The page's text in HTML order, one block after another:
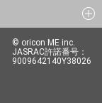
© oricon ME inc.
JASRAC許諾番号：
9009642140Y38026